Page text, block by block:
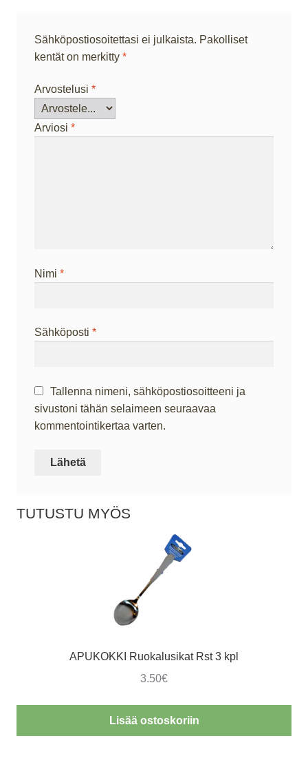
Sähköpostiosoitettasi ei julkaista. Pakolliset
kentät on merkitty *
Arvostelusi *
Arviosi *
Nimi *
Sähköposti *
Tallenna nimeni, sähköpostiosoitteeni ja
sivustoni tähän selaimeen seuraavaa
kommentointikertaa varten.
TUTUSTU MYÖS
APUKOKKI Ruokalusikat Rst 3 kpl
3.50€
Lisää ostoskoriin